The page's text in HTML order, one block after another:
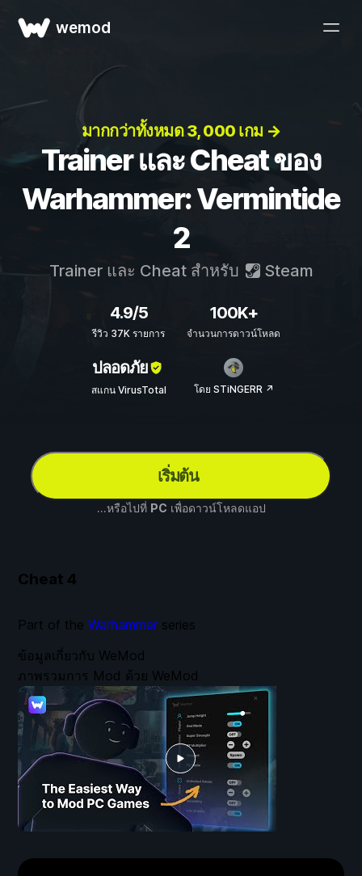
wemod
มากกว่าทั้งหมด 3, 000 เกม →
Trainer และ Cheat ของ
Warhammer: Vermintide
2
Trainer และ Cheat สำหรับ Steam
4.9/5
รีวิว 37K รายการ
100K+
จำนวนการดาวน์โหลด
ปลอดภัย
สแกน VirusTotal โดย STiNGERR ↗
เริ่มต้น
...หรือไปที่ PC เพื่อดาวน์โหลดแอป
Cheat 4
ข้อมูลเกี่ยวกับ WeMod
ภาพรวมการ Mod ด้วย WeMod
Part of the Warhammer series